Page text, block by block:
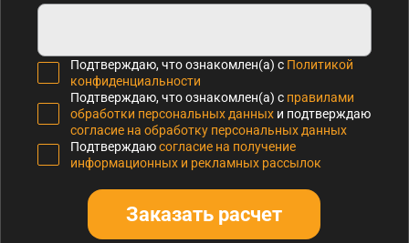
Подтверждаю, что ознакомлен(а) с Политикой
конфиденциальности
Подтверждаю, что ознакомлен(а) с правилами
обработки персональных данныхи подтверждаю
согласие на обработку персональных данных
Подтверждаюсогласие на получение
информационных и рекламных рассылок
Заказать расчет